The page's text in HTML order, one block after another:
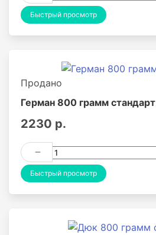
Быстрый просмотр
Продано
Герман 800 грамм стандарт
2230 р.
Быстрый просмотр